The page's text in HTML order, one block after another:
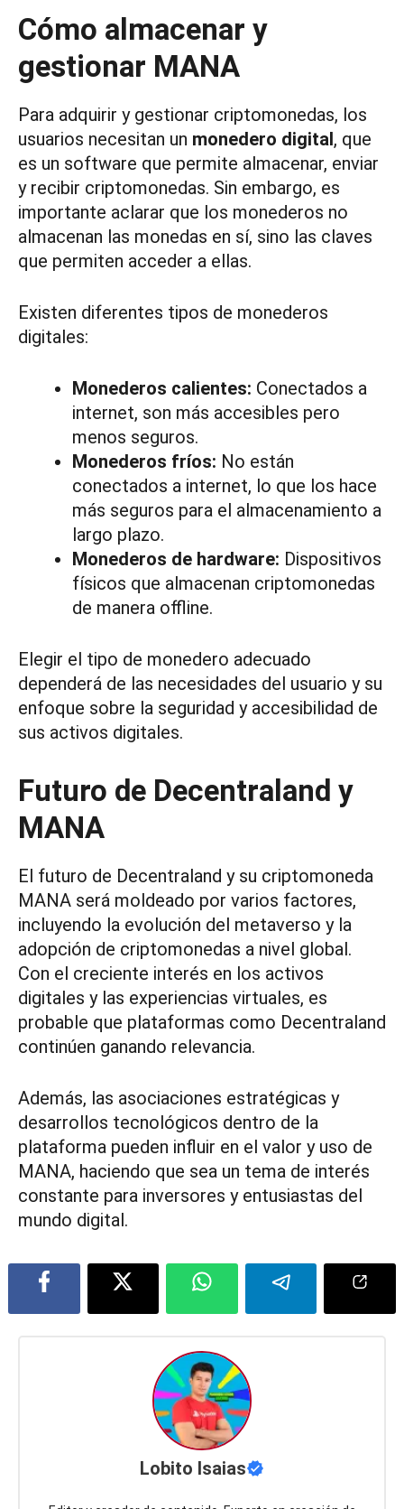
Cómo almacenar y
gestionar MANA
Para adquirir y gestionar criptomonedas, los
usuarios necesitan un monedero digital, que
es un software que permite almacenar, enviar
y recibir criptomonedas. Sin embargo, es
importante aclarar que los monederos no
almacenan las monedas en sí, sino las claves
que permiten acceder a ellas.
Existen diferentes tipos de monederos
digitales:
Monederos calientes: Conectados a
internet, son más accesibles pero
menos seguros.
Monederos fríos: No están
conectados a internet, lo que los hace
más seguros para el almacenamiento a
largo plazo.
Monederos de hardware: Dispositivos
físicos que almacenan criptomonedas
de manera offline.
Elegir el tipo de monedero adecuado
dependerá de las necesidades del usuario y su
enfoque sobre la seguridad y accesibilidad de
sus activos digitales.
Futuro de Decentraland y
MANA
El futuro de Decentraland y su criptomoneda
MANA será moldeado por varios factores,
incluyendo la evolución del metaverso y la
adopción de criptomonedas a nivel global.
Con el creciente interés en los activos
digitales y las experiencias virtuales, es
probable que plataformas como Decentraland
continúen ganando relevancia.
Además, las asociaciones estratégicas y
desarrollos tecnológicos dentro de la
plataforma pueden influir en el valor y uso de
MANA, haciendo que sea un tema de interés
constante para inversores y entusiastas del
mundo digital.
Lobito Isaias